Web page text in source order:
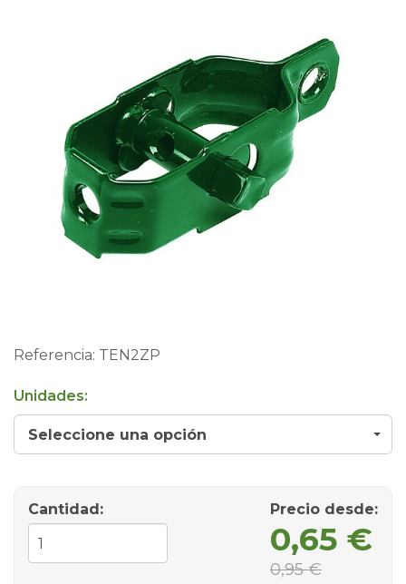
Referencia: TEN2ZP
Unidades:
Seleccione una opción
Cantidad: Precio desde:
0,65 €
0,95 €